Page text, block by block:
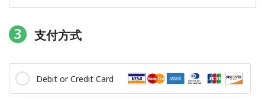
3 支付方式
Debit or Credit Card